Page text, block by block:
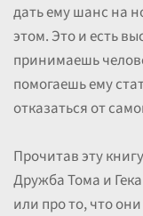
дать ему шанс на
этом. Это и есть
принимаешь
помогаешь ему
отказаться от
Прочитав эту
Дружба Тома и
или про то, что